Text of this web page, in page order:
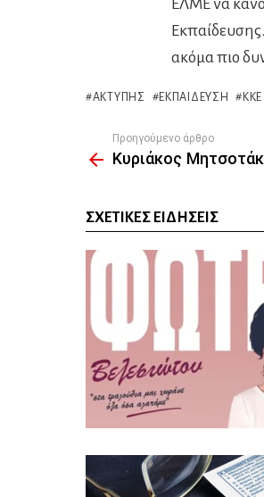
ΕΛΜΕ να
Εκπαίδευσης.
ακόμα πιο
ΑΚΤΎΠΗΣ ΕΚΠΑΊΔΕΥΣΗ ΚΚΕ
more
Προηγούμενο άρθρο
Κυριάκος
ΣΧΕΤΙΚΈΣ ΕΙΔΉΣΕΙΣ